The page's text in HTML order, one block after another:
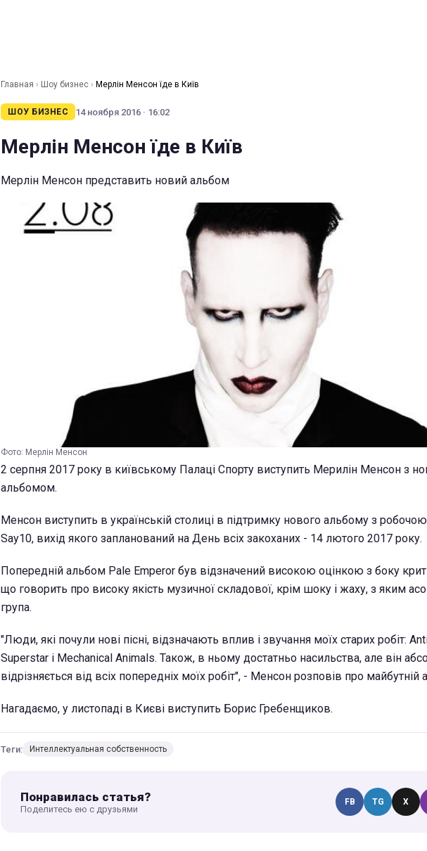
Главная › Шоу бизнес › Мерлін Менсон їде в Київ
ШОУ БИЗНЕС 14 ноября 2016 · 16:02
Мерлін Менсон їде в Київ
Мерлін Менсон представить новий альбом
Фото: Мерлін Менсон
2 серпня 2017 року в київському Палаці Спорту виступить Мерилін Менсон з
альбомом.
Менсон виступить в українській столиці в підтримку нового альбому з
Say10, вихід якого запланований на День всіх закоханих - 14 лютого 2017 року.
Попередній альбом Pale Emperor був відзначений високою оцінкою з боку
що говорить про високу якість музичної складової, крім шоку і жаху, з яким
група.
"Люди, які почули нові пісні, відзначають вплив і звучання моїх старих робіт:
Superstar і Mechanical Animals. Також, в ньому достатньо насильства, але він
відрізняється від всіх попередніх моїх робіт", - Менсон розповів про майбутній
Нагадаємо, у листопаді в Києві виступить Борис Гребенщиков.
Теги: Интеллектуальная собственность
Понравилась статья?
Поделитесь ею с друзьями
FB TG X